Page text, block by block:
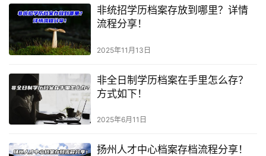
非统招学历档案存放到哪里？详情
流程分享！
2025年11月13日
非全日制学历档案在手里怎么存？
方式如下！
2025年6月11日
扬州人才中心档案存档流程分享！